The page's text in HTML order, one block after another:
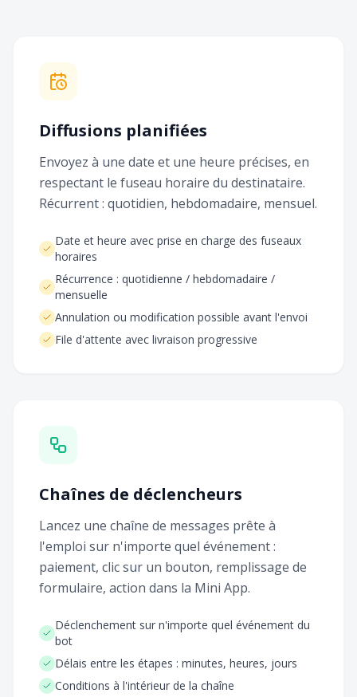
Diffusions planifiées
Envoyez à une date et une heure précises, en
respectant le fuseau horaire du destinataire.
Récurrent : quotidien, hebdomadaire, mensuel.
Date et heure avec prise en charge des fuseaux
horaires
Récurrence : quotidienne / hebdomadaire /
mensuelle
Annulation ou modification possible avant l'envoi
File d'attente avec livraison progressive
Chaînes de déclencheurs
Lancez une chaîne de messages prête à
l'emploi sur n'importe quel événement :
paiement, clic sur un bouton, remplissage de
formulaire, action dans la Mini App.
Déclenchement sur n'importe quel événement du
bot
Délais entre les étapes : minutes, heures, jours
Conditions à l'intérieur de la chaîne